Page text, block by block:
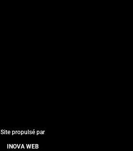
Site propulsé par
INOVA WEB